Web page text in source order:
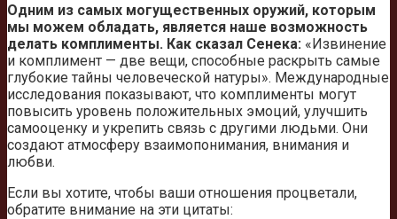
Одним из самых могущественных оружий, которым
мы можем обладать, является наше возможность
делать комплименты. Как сказал Сенека: «Извинение
и комплимент — две вещи, способные раскрыть самые
глубокие тайны человеческой натуры». Международные
исследования показывают, что комплименты могут
повысить уровень положительных эмоций, улучшить
самооценку и укрепить связь с другими людьми. Они
создают атмосферу взаимопонимания, внимания и
любви.
Если вы хотите, чтобы ваши отношения процветали,
обратите внимание на эти цитаты: